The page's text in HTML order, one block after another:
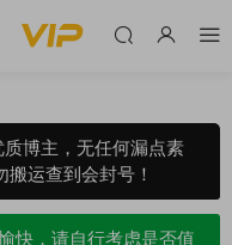
博主，无任何漏点素
运查到会封号！
快，请自行考虑是否值